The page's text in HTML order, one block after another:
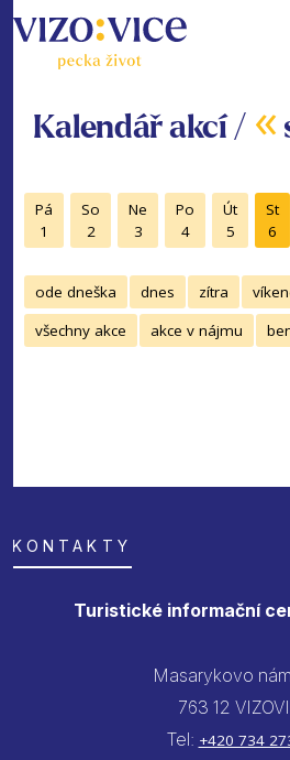
Kalendář akcí / «
Pá
1
So
2
Ne
3
Po
4
Út
5
St
6
ode dneška dnes zítra
všechny akce
akce v nájmu
KONTAKTY
Turistické informační
Masarykovo
763 12
Tel: +420 734